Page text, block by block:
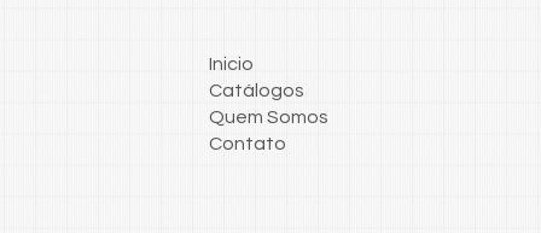
Inicio
Catálogos
Quem Somos
Contato